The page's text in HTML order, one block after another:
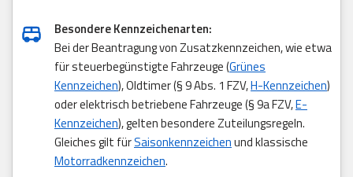
Besondere Kennzeichenarten:
Bei der Beantragung von Zusatzkennzeichen, wie etwa
für steuerbegünstigte Fahrzeuge (Grünes
Kennzeichen), Oldtimer (§ 9 Abs. 1 FZV,H-Kennzeichen)
oder elektrisch betriebene Fahrzeuge (§ 9a FZV,E-
Kennzeichen), gelten besondere Zuteilungsregeln.
Gleiches gilt fürSaisonkennzeichenund klassische
Motorradkennzeichen.